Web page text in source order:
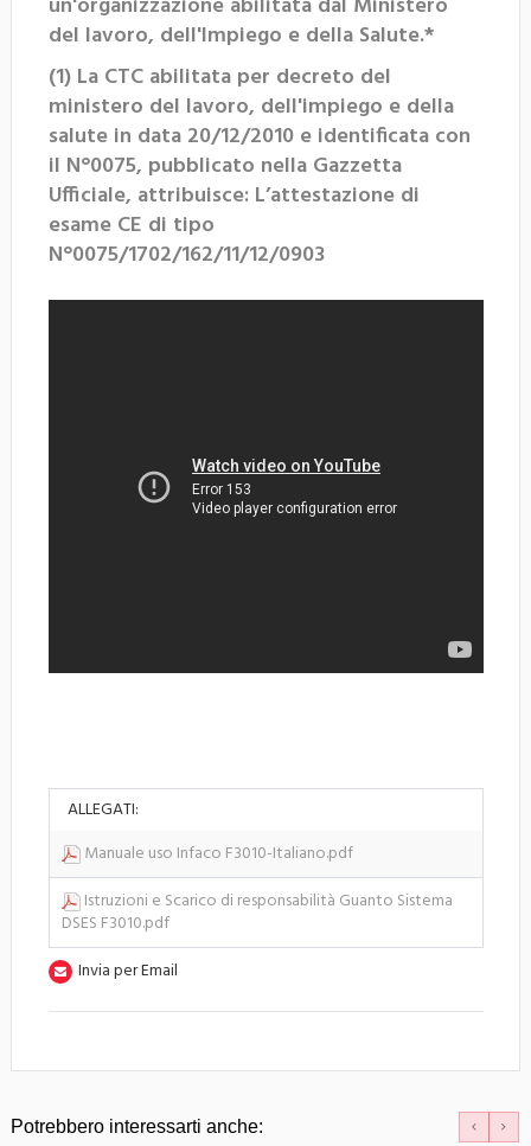
del lavoro, dell'Impiego e della Salute.*
(1) La CTC abilitata per decreto del
ministero del lavoro, dell'impiego e della
salute in data 20/12/2010 e identificata con
il N°0075, pubblicato nella Gazzetta
Ufficiale, attribuisce: L’attestazione di
esame CE di tipo
N°0075/1702/162/11/12/0903
ALLEGATI:
Manuale uso Infaco F3010-Italiano.pdf
Istruzioni e Scarico di responsabilità Guanto Sistema
DSES F3010.pdf
Invia per Email
Potrebbero interessarti anche: